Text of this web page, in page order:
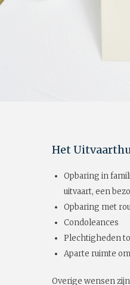
Het
Opbaring in
uitvaart, een
Opbaring met
Condoleances
Plechtigheden
Aparte ruimte
Overige wensen